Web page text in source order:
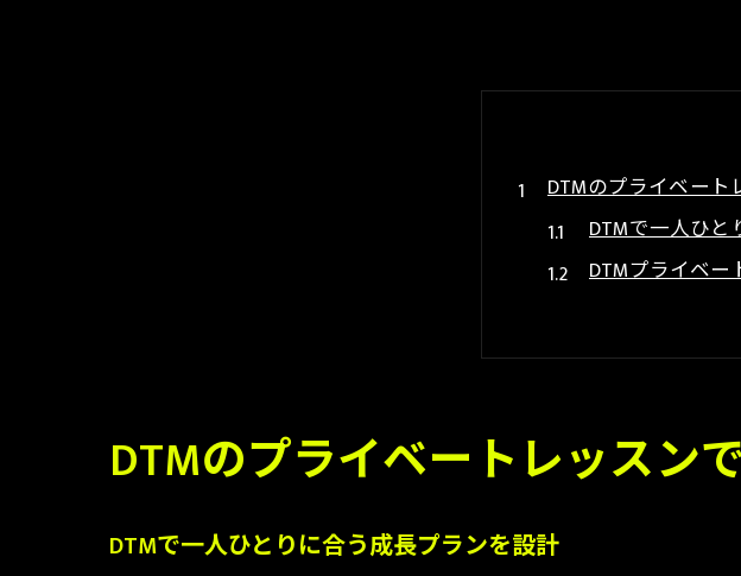
DTMのプライベー
DTMで一人ひ
DTMプライベ
DTM教室初心
レベル別DTM
効率的に学ぶDTM
DTMスクール
DTMのプライベートレッスン
DTMで一人ひとりに合う成長プランを設計